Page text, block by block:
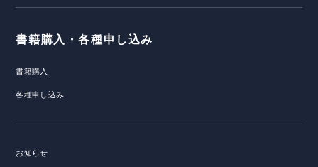
書籍購入・各種申し込み
書籍購入
各種申し込み
お知らせ